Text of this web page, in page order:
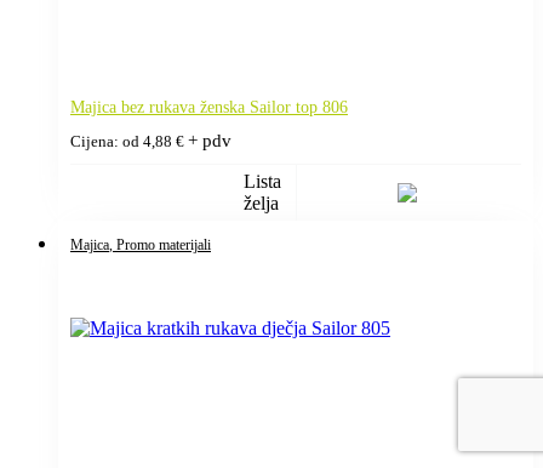
Majica bez rukava ženska Sailor top 806
Cijena: od 4,88 € + pdv
Lista
želja
Majica, Promo materijali